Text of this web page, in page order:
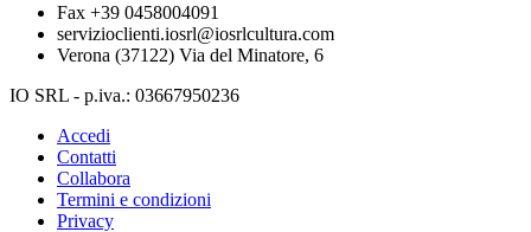
Fax +39 0458004091
servizioclienti.iosrl@iosrlcultura.com
Verona (37122) Via del Minatore, 6
IO SRL - p.iva.: 03667950236
Accedi
Contatti
Collabora
Termini e condizioni
Privacy